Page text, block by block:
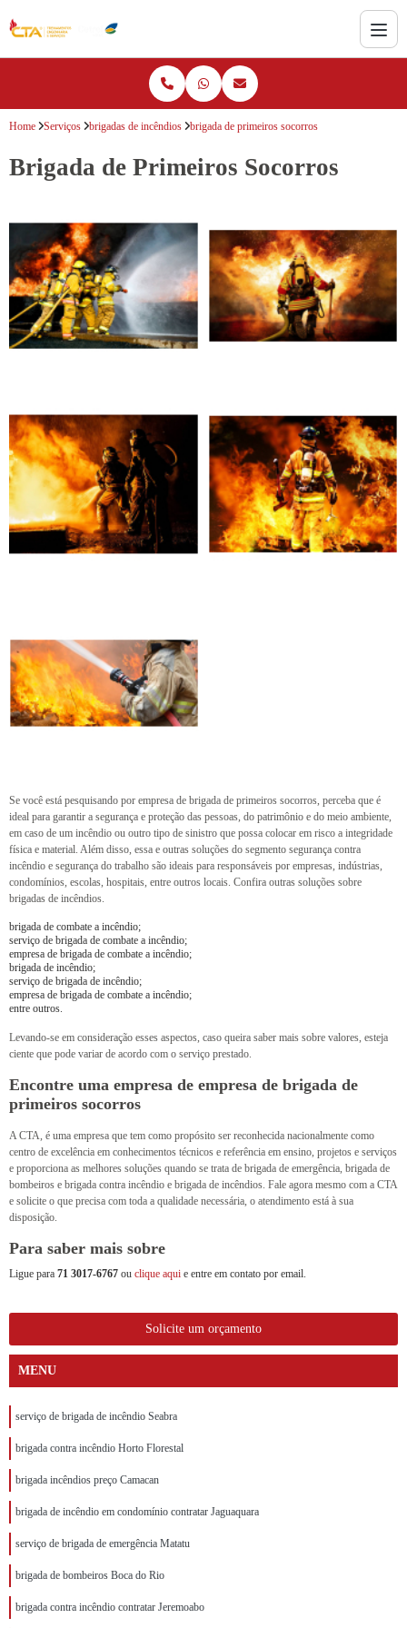
Home Serviços brigadas de incêndios brigada de primeiros socorros
Brigada de Primeiros Socorros
Se você está pesquisando por empresa de brigada de primeiros socorros, perceba que é
ideal para garantir a segurança e proteção das pessoas, do patrimônio e do meio ambiente,
em caso de um incêndio ou outro tipo de sinistro que possa colocar em risco a integridade
física e material. Além disso, essa e outras soluções do segmento segurança contra
incêndio e segurança do trabalho são ideais para responsáveis por empresas, indústrias,
condomínios, escolas, hospitais, entre outros locais. Confira outras soluções sobre
brigadas de incêndios.
brigada de combate a incêndio;
serviço de brigada de combate a incêndio;
empresa de brigada de combate a incêndio;
brigada de incêndio;
serviço de brigada de incêndio;
empresa de brigada de combate a incêndio;
entre outros.
Levando-se em consideração esses aspectos, caso queira saber mais sobre valores, esteja
ciente que pode variar de acordo com o serviço prestado.
Encontre uma empresa de empresa de brigada de
primeiros socorros
A CTA, é uma empresa que tem como propósito ser reconhecida nacionalmente como
centro de excelência em conhecimentos técnicos e referência em ensino, projetos e serviços
e proporciona as melhores soluções quando se trata de brigada de emergência, brigada de
bombeiros e brigada contra incêndio e brigada de incêndios. Fale agora mesmo com a CTA
e solicite o que precisa com toda a qualidade necessária, o atendimento está à sua
disposição.
Para saber mais sobre
Ligue para 71 3017-6767 ou clique aqui e entre em contato por email.
Solicite um orçamento
MENU
serviço de brigada de incêndio Seabra
brigada contra incêndio Horto Florestal
brigada incêndios preço Camacan
brigada de incêndio em condomínio contratar Jaguaquara
serviço de brigada de emergência Matatu
brigada de bombeiros Boca do Rio
brigada contra incêndio contratar Jeremoabo